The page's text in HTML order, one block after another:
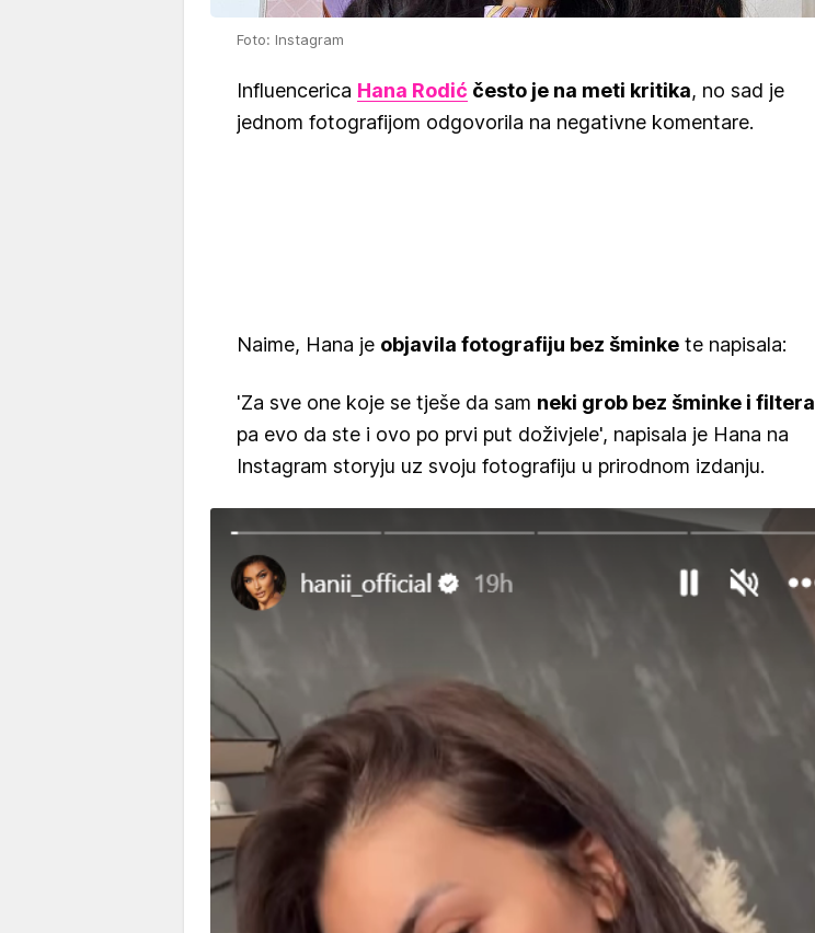
Foto: Instagram
Influencerica Hana Rodić često je na meti kritika, no sad je
jednom fotografijom odgovorila na negativne komentare.
Naime, Hana je objavila fotografiju bez šminke te napisala:
'Za sve one koje se tješe da sam neki grob bez šminke i filtera
pa evo da ste i ovo po prvi put doživjele', napisala je Hana na
Instagram storyju uz svoju fotografiju u prirodnom izdanju.